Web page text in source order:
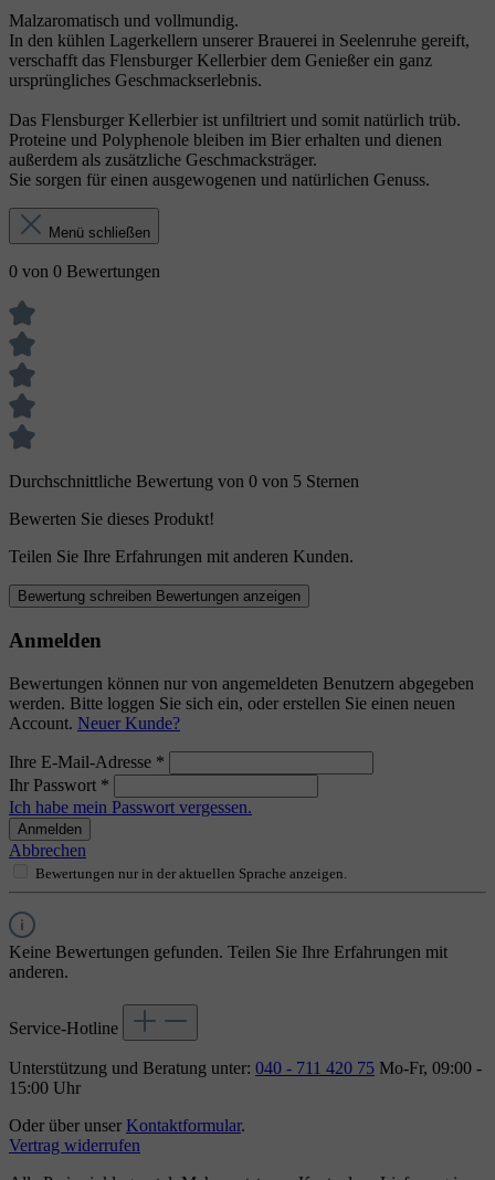
Malzaromatisch und vollmundig.
In den kühlen Lagerkellern unserer Brauerei in Seelenruhe gereift,
verschafft das Flensburger Kellerbier dem Genießer ein ganz
ursprüngliches Geschmackserlebnis.
Das Flensburger Kellerbier ist unfiltriert und somit natürlich trüb.
Proteine und Polyphenole bleiben im Bier erhalten und dienen
außerdem als zusätzliche Geschmacksträger.
Sie sorgen für einen ausgewogenen und natürlichen Genuss.
Menü schließen
0 von 0 Bewertungen
Durchschnittliche Bewertung von 0 von 5 Sternen
Bewerten Sie dieses Produkt!
Teilen Sie Ihre Erfahrungen mit anderen Kunden.
Bewertung schreiben Bewertungen anzeigen
Anmelden
Bewertungen können nur von angemeldeten Benutzern abgegeben
werden. Bitte loggen Sie sich ein, oder erstellen Sie einen neuen
Account. Neuer Kunde?
Ihre E-Mail-Adresse *
Ihr Passwort *
Ich habe mein Passwort vergessen.
Anmelden
Abbrechen
Bewertungen nur in der aktuellen Sprache anzeigen.
Keine Bewertungen gefunden. Teilen Sie Ihre Erfahrungen mit
anderen.
Service-Hotline
Unterstützung und Beratung unter: 040 - 711 420 75 Mo-Fr, 09:00 -
15:00 Uhr
Oder über unser Kontaktformular.
Vertrag widerrufen